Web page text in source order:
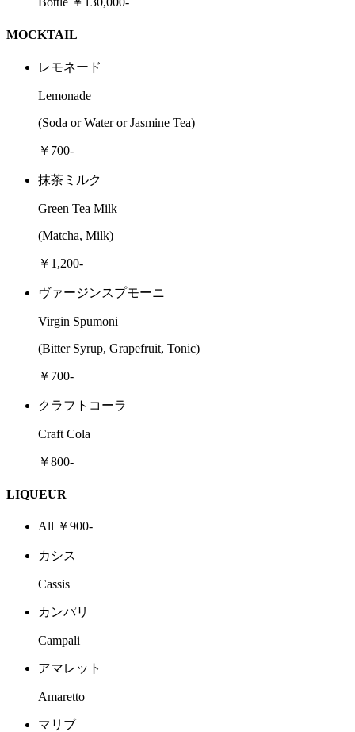
MOCKTAIL
レモネード
Lemonade
(Soda or Water or Jasmine Tea)
￥700-
抹茶ミルク
Green Tea Milk
(Matcha, Milk)
￥1,200-
ヴァージンスプモーニ
Virgin Spumoni
(Bitter Syrup, Grapefruit, Tonic)
￥700-
クラフトコーラ
Craft Cola
￥800-
LIQUEUR
All ￥900-
カシス
Cassis
カンパリ
Campali
アマレット
Amaretto
マリブ